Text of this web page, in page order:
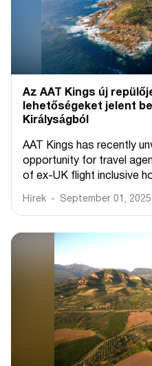
Az AAT Kings új
lehetőségeket jelent
Királyságból
AAT Kings has recently
opportunity for travel
of ex-UK flight inclusive
Hírek September 01, 2025